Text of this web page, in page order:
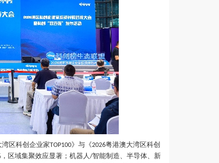
区科创企业家TOP100》与《2026粤港澳大湾区科创
，区域集聚效应显著；机器人/智能制造、半导体、新